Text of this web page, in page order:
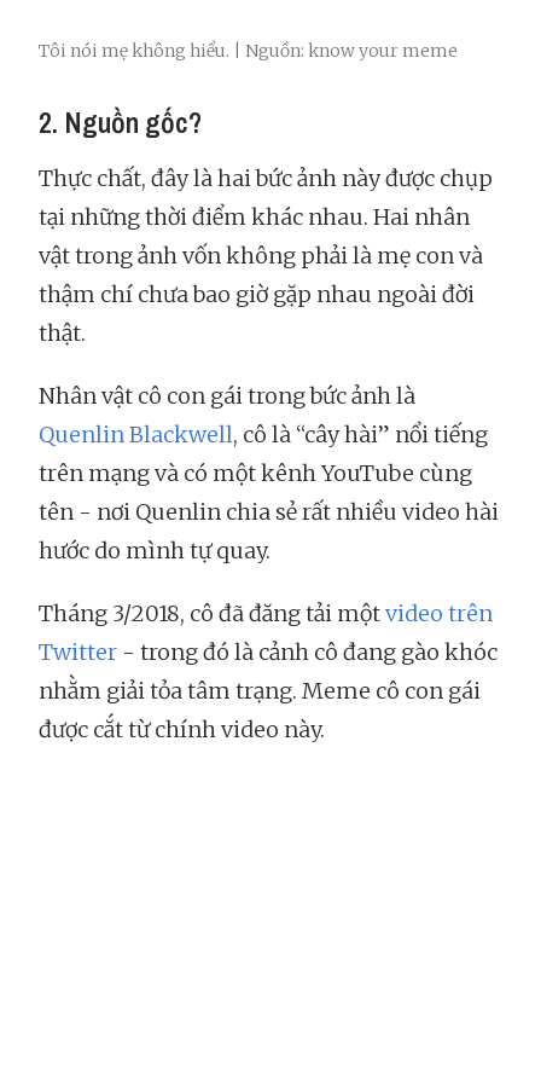
Tôi nói mẹ không hiểu. | Nguồn: know your meme
2. Nguồn gốc?
Thực chất, đây là hai bức ảnh này được chụp
tại những thời điểm khác nhau. Hai nhân
vật trong ảnh vốn không phải là mẹ con và
thậm chí chưa bao giờ gặp nhau ngoài đời
thật.
Nhân vật cô con gái trong bức ảnh là
Quenlin Blackwell, cô là “cây hài” nổi tiếng
trên mạng và có một kênh YouTube cùng
tên - nơi Quenlin chia sẻ rất nhiều video hài
hước do mình tự quay.
Tháng 3/2018, cô đã đăng tải mộtvideo trên
Twitter - trong đó là cảnh cô đang gào khóc
nhằm giải tỏa tâm trạng. Meme cô con gái
được cắt từ chính video này.